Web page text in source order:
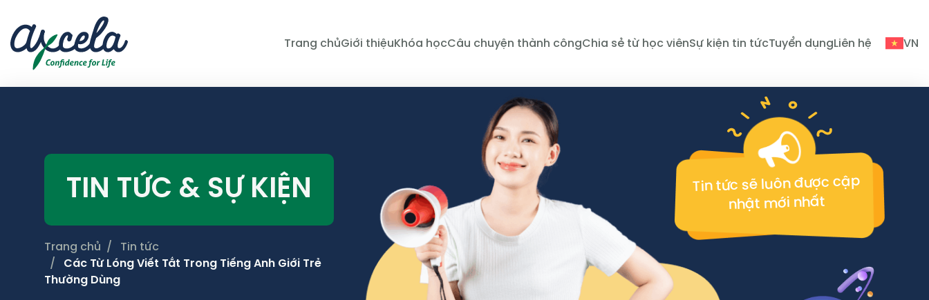
Trang chủGiới thiệu Khóa họcCâu chuyện thành côngChia sẻ từ học viênSự kiện tin tứcTuyển dụng Liên hệ VN
TIN TỨC & SỰ KIỆN
Trang chủ
Tin tức
Các Từ Lóng Viết Tắt Trong Tiếng Anh Giới Trẻ
Thường Dùng
Tin tức sẽ luôn được cập
nhật mới nhất